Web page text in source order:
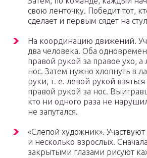
свою ленточку. Победит тот,
сделает и первым сядет на
На координацию движений.
два человека. Оба
правой рукой за правое ухо, а
нос. Затем нужно хлопнуть в
руки, т. е. левой рукой взяться
правой рукой за нос.
кто ни одного раза не
не запутался.
«Слепой художник».
и несколько взрослых.
закрытыми глазами рисуют